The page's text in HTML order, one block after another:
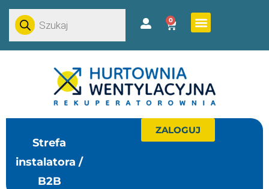
0
Strefa
instalatora /
B2B
ZALOGUJ